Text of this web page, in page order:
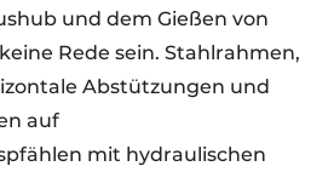
und dem Gießen von
Rede sein. Stahlrahmen,
Abstützungen und
auf
mit hydraulischen